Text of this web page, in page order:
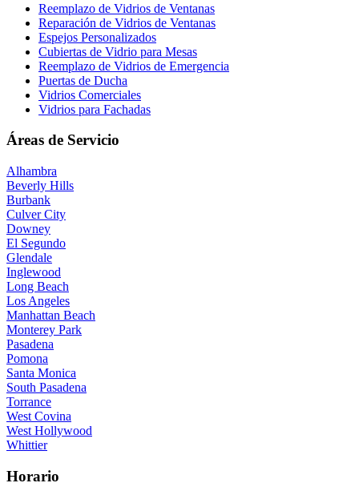
Reemplazo de Vidrios de Ventanas
Reparación de Vidrios de Ventanas
Espejos Personalizados
Cubiertas de Vidrio para Mesas
Reemplazo de Vidrios de Emergencia
Puertas de Ducha
Vidrios Comerciales
Vidrios para Fachadas
Áreas de Servicio
Alhambra
Beverly Hills
Burbank
Culver City
Downey
El Segundo
Glendale
Inglewood
Long Beach
Los Angeles
Manhattan Beach
Monterey Park
Pasadena
Pomona
Santa Monica
South Pasadena
Torrance
West Covina
West Hollywood
Whittier
Horario